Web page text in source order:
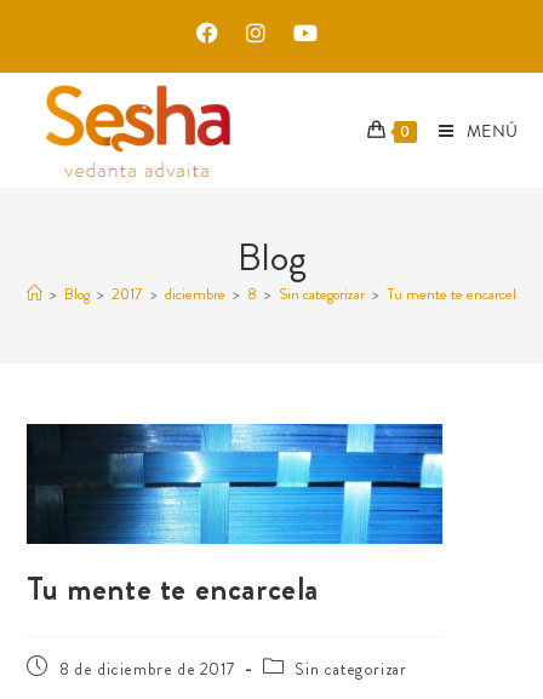
0 MENÚ
Blog
> Blog > 2017 > diciembre > 8 > Sin categorizar > Tu mente te encarcela
Tu mente te encarcela
8 de diciembre de 2017 Sin categorizar